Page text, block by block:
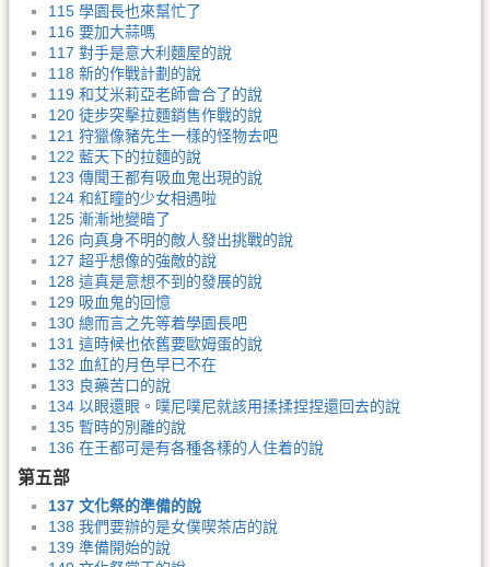
115 學園長也來幫忙了
116 要加大蒜嗎
117 對手是意大利麵屋的說
118 新的作戰計劃的說
119 和艾米莉亞老師會合了的說
120 徒步突擊拉麵銷售作戰的說
121 狩獵像豬先生一樣的怪物去吧
122 藍天下的拉麵的說
123 傳聞王都有吸血鬼出現的說
124 和紅瞳的少女相遇啦
125 漸漸地變暗了
126 向真身不明的敵人發出挑戰的說
127 超乎想像的強敵的說
128 這真是意想不到的發展的說
129 吸血鬼的回憶
130 總而言之先等着學園長吧
131 這時候也依舊要歐姆蛋的說
132 血紅的月色早已不在
133 良藥苦口的說
134 以眼還眼。噗尼噗尼就該用揉揉捏捏還回去的說
135 暫時的別離的說
136 在王都可是有各種各樣的人住着的說
第五部
137 文化祭的準備的說
138 我們要辦的是女僕喫茶店的說
139 準備開始的說